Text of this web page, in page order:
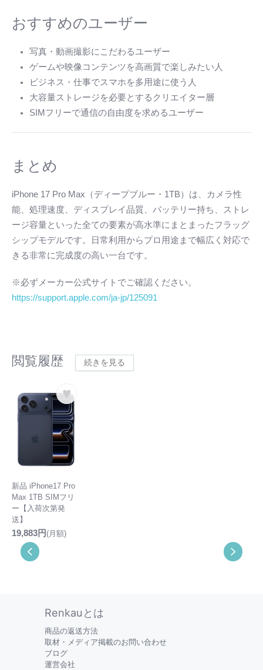
おすすめのユーザー
写真・動画撮影にこだわるユーザー
ゲームや映像コンテンツを高画質で楽しみたい人
ビジネス・仕事でスマホを多用途に使う人
大容量ストレージを必要とするクリエイター層
SIMフリーで通信の自由度を求めるユーザー
まとめ
iPhone 17 Pro Max（ディープブルー・1TB）は、カメラ性
能、処理速度、ディスプレイ品質、バッテリー持ち、ストレ
ージ容量といった全ての要素が高水準にまとまったフラッグ
シップモデルです。日常利用からプロ用途まで幅広く対応で
きる非常に完成度の高い一台です。
※必ずメーカー公式サイトでご確認ください。
https://support.apple.com/ja-jp/125091
閲覧履歴 続きを見る
♥
新品 iPhone17 Pro
Max 1TB SIMフリ
ー【入荷次第発
送】
19,883円(月額)
Renkauとは
商品の返送方法
取材・メディア掲載のお問い合わせ
ブログ
運営会社